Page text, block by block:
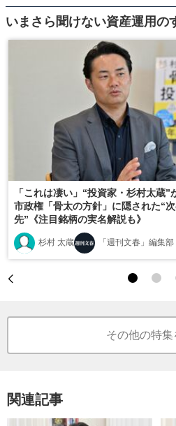
いまさら聞けない資産運用の
「これは凄い」“投資家・杉村太蔵
市政権「骨太の方針」に隠された“
先”《注目銘柄の実名解説も》
杉村 太蔵 「週刊文春」編集部
その他の特集
関連記事